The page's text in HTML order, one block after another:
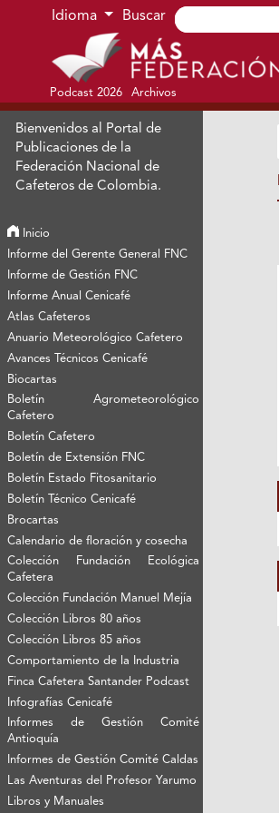
Ir al menú de navegación principal
Ir al contenido principal
Ir al pie de página del sitio
Idioma Buscar
Podcast 2026 Archivos
Bienvenidos al Portal de
Publicaciones de la
Federación Nacional de
Cafeteros de Colombia.
Inicio
Informe del Gerente General FNC
Informe de Gestión FNC
Informe Anual Cenicafé
Atlas Cafeteros
Anuario Meteorológico Cafetero
Avances Técnicos Cenicafé
Biocartas
Boletín Agrometeorológico
Cafetero
Boletín Cafetero
Boletín de Extensión FNC
Boletín Estado Fitosanitario
Boletín Técnico Cenicafé
Brocartas
Calendario de floración y cosecha
Colección Fundación Ecológica
Cafetera
Colección Fundación Manuel Mejía
Colección Libros 80 años
Colección Libros 85 años
Comportamiento de la Industria
Finca Cafetera Santander Podcast
Infografías Cenicafé
Informes de Gestión Comité
Antioquía
Informes de Gestión Comité Caldas
Las Aventuras del Profesor Yarumo
Libros y Manuales